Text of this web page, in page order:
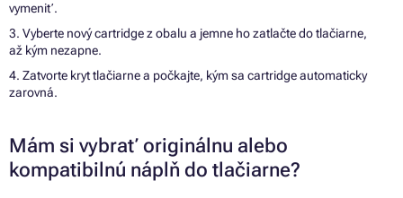
vymeniť.
3. Vyberte nový cartridge z obalu a jemne ho zatlačte do tlačiarne,
až kým nezapne.
4. Zatvorte kryt tlačiarne a počkajte, kým sa cartridge automaticky
zarovná.
Mám si vybrať originálnu alebo
kompatibilnú náplň do tlačiarne?